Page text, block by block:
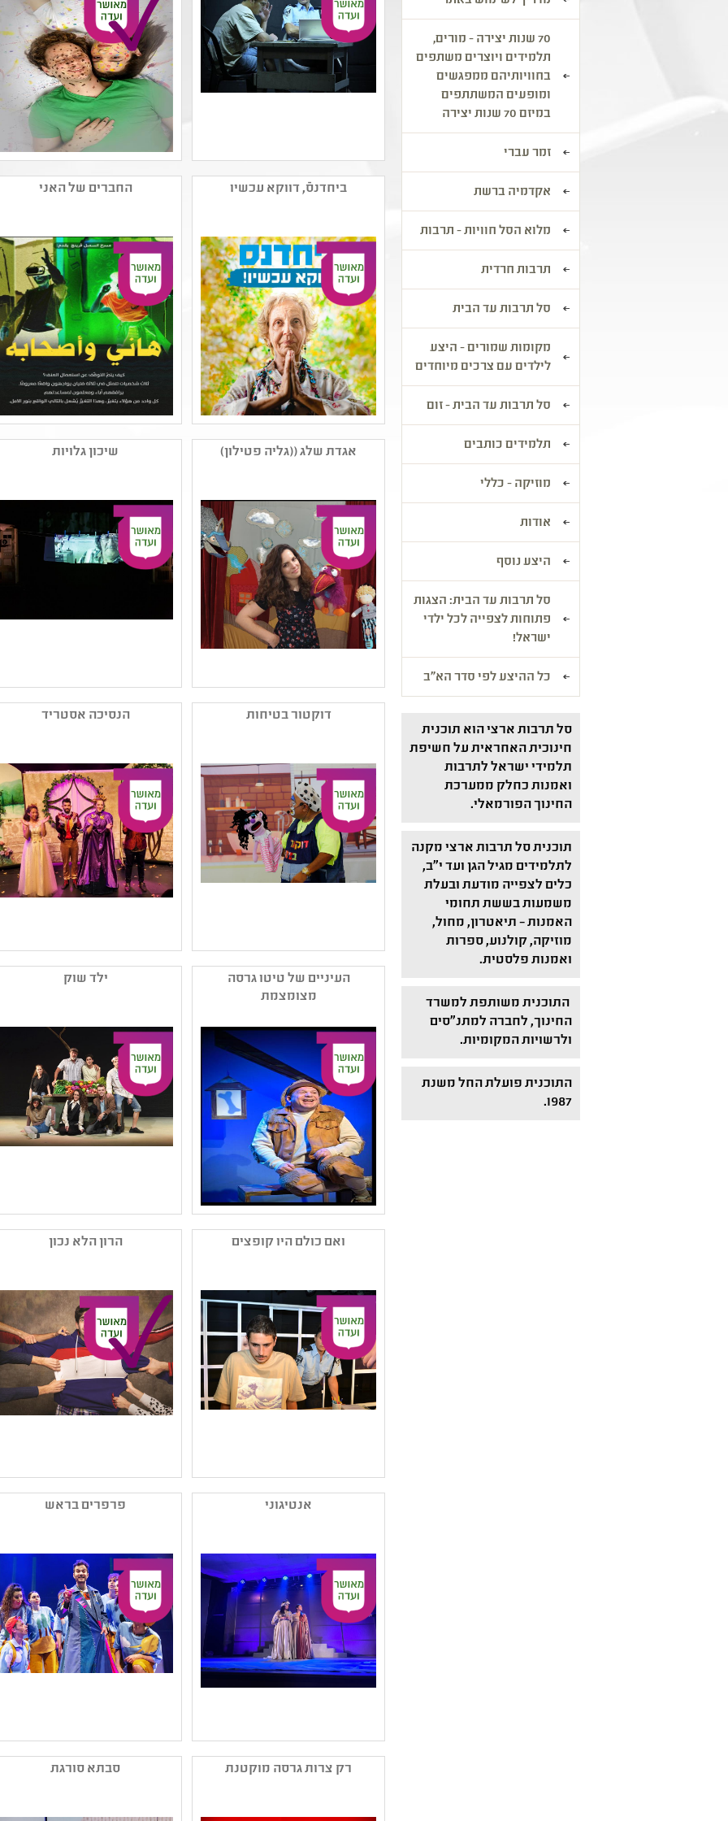
נושאים: גן - חירום ,יחסים
,קיימות ,חוויות אישיות
,סבלנות וסובלנות
אישיות ,סבלנות וסובלנות
קטגוריה: תיאטרון נוער
,מחזאות ישראלית
בישראל ,חירום זום Zoom
,סבלנות וסובלנות ,דור
המסכים ותקשורת
שיא(גושן)
קטגוריה: תיאטרון ילדים
,שילוב וצרכים מיוחדים
,יחסים ,חוויות אישיות
ביחדנסֿ, דווקא עכשיו
קטגוריה: תיאטרון נוער
,מחזאות ישראלית ,תיאטרון
נושאים: אלימות ,חוויות
אישיות ,סבלנות וסובלנות
,זהות ומגדר ,דור המסכים
ותקשורת ,שורשים ותרבויות
ישראל ,חברה ואקטואליה
בישראל ,תקומה ,יחסים
החברים של האני
תאטרון פרינג' נצרת
קטגוריה: בשפה הערבית
נושאים: אלימות ,סבלנות
וסובלנות ,יחסים
אגדת שלג ((גליה פטילון)
קטגוריה: עיבוד ליצירה
ספרותית ,תיאטרון מוזיקלי
נושאים: סבלנות וסובלנות
,יחסים
שיכון גלויות
כחולמים זויה קניגסברג
קטגוריה: תיאטרון אחר -
קהל יעד: ט - יב
נושאים: זהות ומגדר
,סבלנות וסובלנות ,קבוצות
בחברה
דוקטור בטיחות
והפקות
קטגוריה: הצגת יחיד
,תיאטרון
,תיאטרון ילדים ,תיאטרון
לגיל הרך
קהל יעד: גן - א
נושאים: זהירות בדרכים
,כיתות א'-ב' - חירום
,סבלנות וסובלנות ,תרבות
הנסיכה אסטריד
קטגוריה: תיאטרון ילדים
נושאים: חוויות אישיות
,משפחה ,סבלנות וסובלנות
העיניים של טיטו גרסה
מצומצמת
לילדים ונוער
קטגוריה: תיאטרון ילדים
וסובלנות ,חוויות אישיות
ילד שוק
הישראלי
קטגוריה: מחזאות ישראלית
,משפחה ,סבלנות וסובלנות
ואם כולם היו קופצים
קטגוריה: מחזאות ישראלית
,תיאטרון נוער
בישראל ,דור המסכים
ותקשורת ,סבלנות וסובלנות
הרון הלא נכון
פורת לילדים ולנוער
קטגוריה: מחזאות ישראלית
קהל יעד: ג - ו
נושאים: דור המסכים
ותקשורת ,סבלנות וסובלנות
,יחסים
אנטיגוני
ללתקאפה ולפנון
קטגוריה: בשפה הערבית
פרפרים בראש
שיא(גושן)
קטגוריה: תיאטרון
רק צרות גרסה מוקטנת סבתא סורגת
70 שנות יצירה - מורים,
תלמידים ויוצרים משתפים
בחוויותיהם ממפגשים
ומופעים המשתתפים
במיזם 70 שנות יצירה
זמר עברי
אקדמיה ברשת
מלוא הסל חוויות - תרבות
תרבות חרדית
סל תרבות עד הבית
מקומות שמורים - היצע
לילדים עם צרכים מיוחדים
סל תרבות עד הבית - זום
תלמידים כותבים
מוזיקה - כללי
אודות
היצע נוסף
סל תרבות עד הבית: הצגות
פתוחות לצפייה לכל ילדי
ישראל!
כל ההיצע לפי סדר הא"ב
סל תרבות ארצי הוא תוכנית
חינוכית האחראית על חשיפת
תלמידי ישראל לתרבות
ואמנות כחלק ממערכת
החינוך הפורמאלי.
תוכנית סל תרבות ארצי מקנה
לתלמידים מגיל הגן ועד י"ב,
כלים לצפייה מודעת ובעלת
משמעות בששת תחומי
האמנות – תיאטרון, מחול,
מוזיקה, קולנוע, ספרות
ואמנות פלסטית.
התוכנית משותפת למשרד
החינוך, לחברה למתנ"סים
ולרשויות המקומיות.
התוכנית פועלת החל משנת
1987.